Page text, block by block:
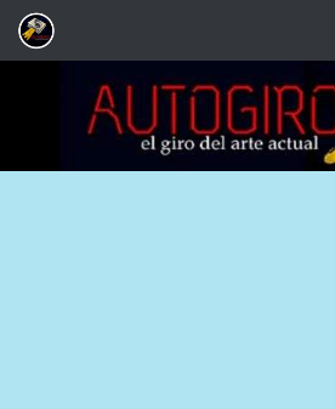
Saltar al contenido